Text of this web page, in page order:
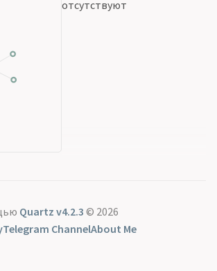
отсутствуют
Quartz v4.2.3 © 2026
Telegram ChannelAbout Me